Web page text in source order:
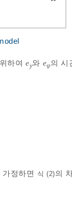
하여ey와 eψ의 시
정하면 식 (2)의